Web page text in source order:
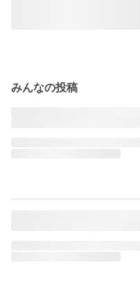
みんなの投稿